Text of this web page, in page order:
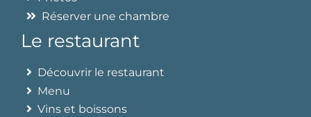
Réserver une chambre
Le restaurant
Découvrir le restaurant
Menu
Vins et boissons